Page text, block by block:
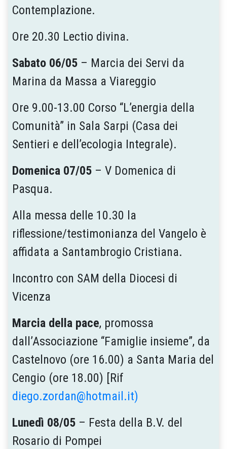
Contemplazione.
Ore 20.30 Lectio divina.
Sabato 06/05 – Marcia dei Servi da
Marina da Massa a Viareggio
Ore 9.00-13.00 Corso “L’energia della
Comunità” in Sala Sarpi (Casa dei
Sentieri e dell’ecologia Integrale).
Domenica 07/05 – V Domenica di
Pasqua.
Alla messa delle 10.30 la
riflessione/testimonianza del Vangelo è
affidata a Santambrogio Cristiana.
Incontro con SAM della Diocesi di
Vicenza
Marcia della pace, promossa
dall’Associazione “Famiglie insieme”, da
Castelnovo (ore 16.00) a Santa Maria del
Cengio (ore 18.00) [Rif
diego.zordan@hotmail.it)
Lunedì 08/05 – Festa della B.V. del
Rosario di Pompei